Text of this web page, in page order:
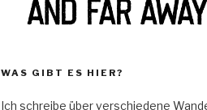
WAS GIBT ES HIER?
Ich schreibe über verschiedene